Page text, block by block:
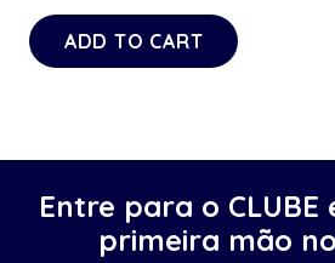
ADD TO CART
Entre para o CLUBE
primeira mão